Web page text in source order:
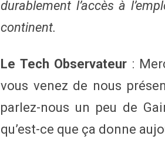
durablement l’accès à
continent.
Le Tech Observateur :
vous venez de nous
parlez-nous un peu de
qu’est-ce que ça donne